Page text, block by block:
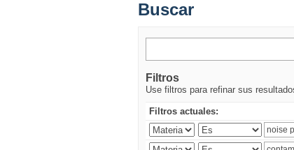
Buscar
Filtros
Use filtros para refinar sus
Filtros actuales: